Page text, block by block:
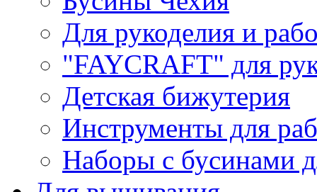
Для рукоделия и
"FAYCRAFT" для
Детская бижутерия
Инструменты для
Наборы с бусинами